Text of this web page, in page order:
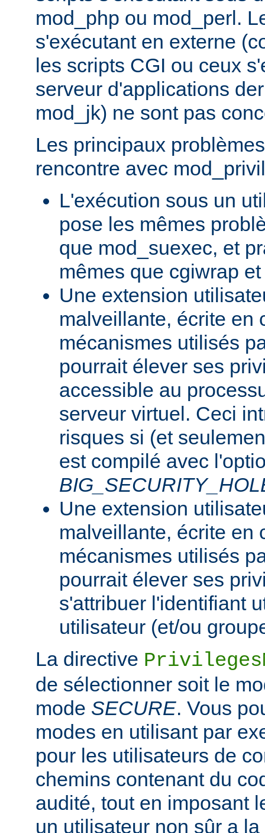
mod_php ou mod_perl.
s'exécutant en externe
les scripts CGI ou ceux
serveur d'applications
mod_jk) ne sont pas
Les principaux
rencontre avec
L'exécution sous un
pose les mêmes
que mod_suexec, et
mêmes que cgiwrap
Une extension
malveillante, écrite en
mécanismes utilisés
pourrait élever ses
accessible au
serveur virtuel. Ceci
risques si (et
est compilé avec
Une extension
malveillante, écrite en
mécanismes utilisés
pourrait élever ses
s'attribuer l'identifiant
utilisateur (et/ou
La directive
de sélectionner soit le
mode SECURE. Vous
modes en utilisant par
pour les utilisateurs de
chemins contenant du
audité, tout en imposant
un utilisateur non sûr a